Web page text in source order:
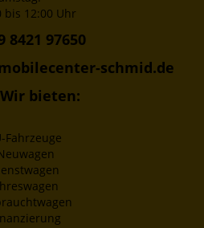
bis 12:00 Uhr
8421 97650
schmid.de
Wir bieten:
Fahrzeuge